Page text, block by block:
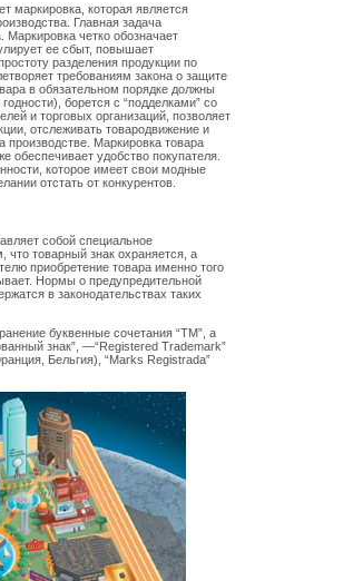
маркировка, которая является
Главная задача
четко обозначает
ее сбыт, повышает
разделения продукции по
требованиям закона о защите
в обязательном порядке должны
борется с “подделками” со
и торговых организаций, позволяет
отслеживать товародвижение и
Маркировка товара
обеспечивает удобство покупателя.
которое имеет свои модные
отстать от конкурентов.
собой специальное
что товарный знак охраняется, а
приобретение товара именно того
Нормы о предупредительной
в законодательствах таких
буквенные сочетания “ТM”, а
знак”, —“Registered Trademark”
Бельгия), “Marks Registrada”